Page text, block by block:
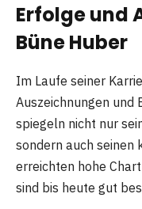
Erfolge und
Büne Huber
Im Laufe seiner
Auszeichnungen und
spiegeln nicht nur
sondern auch seinen
erreichten hohe
sind bis heute gut